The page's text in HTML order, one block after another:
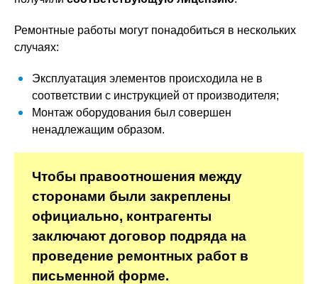
Ремонтные работы могут понадобиться в нескольких
случаях:
Эксплуатация элементов происходила не в
соответствии с инструкцией от производителя;
Монтаж оборудования был совершен
ненадлежащим образом.
Чтобы правоотношения между
сторонами были закреплены
официально, контрагенты
заключают договор подряда на
проведение ремонтных работ в
письменной форме.